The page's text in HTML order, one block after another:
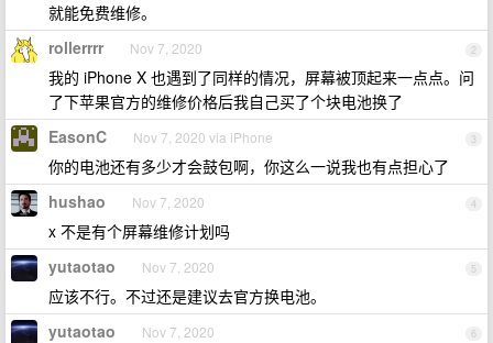
就能免费维修。
2
rollerrrr Nov 7, 2020
我的 iPhone X 也遇到了同样的情况，屏幕被顶起来一点点。问
了下苹果官方的维修价格后我自己买了个块电池换了
3
EasonC Nov 7, 2020 via iPhone
你的电池还有多少才会鼓包啊，你这么一说我也有点担心了
4
hushao Nov 7, 2020
x 不是有个屏幕维修计划吗
5
yutaotao Nov 7, 2020
应该不行。不过还是建议去官方换电池。
6
yutaotao Nov 7, 2020